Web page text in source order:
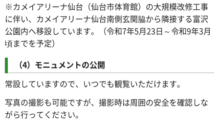
※カメイアリーナ仙台（仙台市体育館）の大規模改修工事
に伴い、カメイアリーナ仙台南側玄関脇から隣接する富沢
公園内へ移設しています。（令和7年5月23日～令和9年3月
頃までを予定）
（4）モニュメントの公開
常設していますので、いつでも観覧いただけます。
写真の撮影も可能ですが、撮影時は周囲の安全を確認しな
がら行ってください。